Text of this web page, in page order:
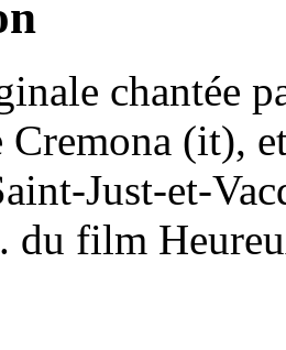
chantée
Cremona (it),
Just-et-
du film